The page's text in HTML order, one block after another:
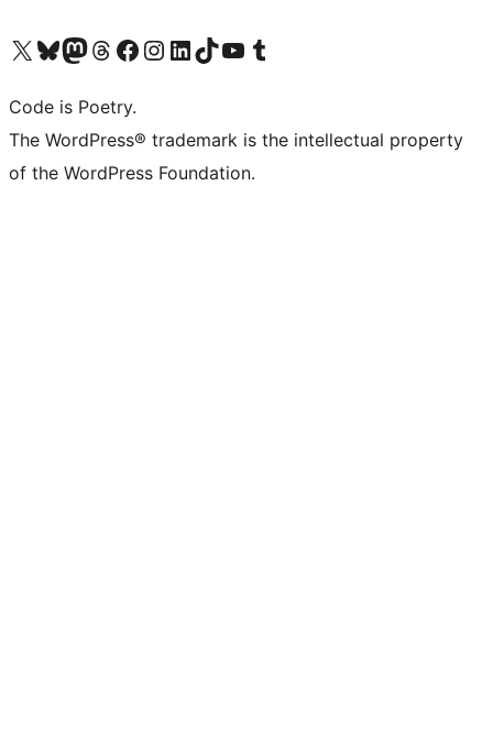
ຢ້ຽມຊົມບັນຊີ X (ຊື່ເກົ່າ Twitter) ຂອງພວກເຮົາຢ້ຽມຊົມບັນຊີ Bluesky ຂອງພວກເຮົາຢ້ຽມຊົມບັນຊີ Mastodon ຂອງພວກເຮົາຢ້ຽມຊົມບັນຊີ Threads ຂອງພວກເຮົາຢ້ຽມຊົມໜ້າ Facebook ຂອງພວກເຮົາຢ້ຽມຊົມບັນຊີ Instagram ຂອງພວກເຮົາຢ້ຽມຊົມບັນຊີ LinkedIn ຂອງພວກເຮົາຢ້ຽມຊົມບັນຊີ TikTok ຂອງພວກເຮົາຢ້ຽມຊົມຊ່ອງ YouTube ຂອງພວກເຮົາຢ້ຽມຊົມບັນຊີ Tumblr ຂອງພວກເຮົາ
Code is Poetry.
The WordPress® trademark is the intellectual property
of the WordPress Foundation.